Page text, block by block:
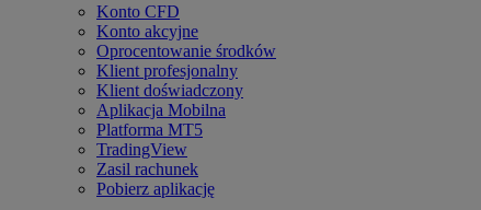
Konto CFD
Konto akcyjne
Oprocentowanie środków
Klient profesjonalny
Klient doświadczony
Aplikacja Mobilna
Platforma MT5
TradingView
Zasil rachunek
Pobierz aplikację